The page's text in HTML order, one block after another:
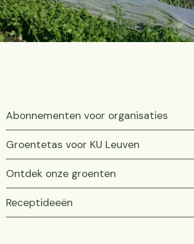
Abonnementen voor organisaties
Groentetas voor KU Leuven
Ontdek onze groenten
Receptideeën